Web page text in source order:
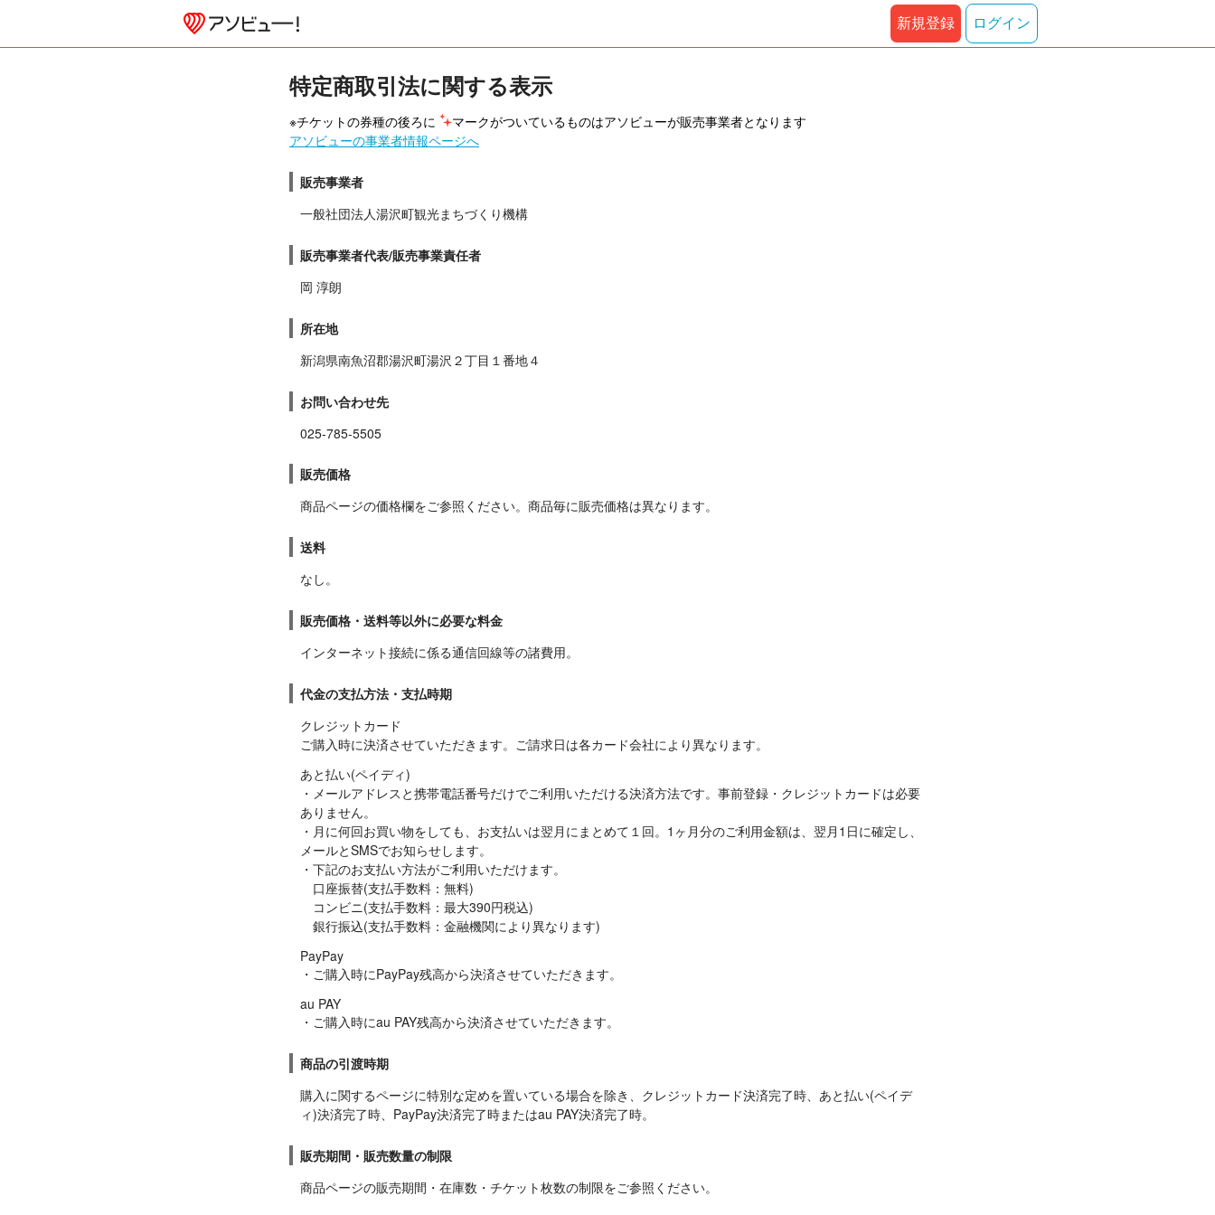
新規登録 ログイン
特定商取引法に関する表示
※チケットの券種の後ろに
マークがついているものはアソビューが販売事業者となります
アソビューの事業者情報ページへ
販売事業者
一般社団法人湯沢町観光まちづくり機構
販売事業者代表/販売事業責任者
岡 淳朗
所在地
新潟県南魚沼郡湯沢町湯沢２丁目１番地４
お問い合わせ先
025-785-5505
販売価格
商品ページの価格欄をご参照ください。商品毎に販売価格は異なります。
送料
なし。
販売価格・送料等以外に必要な料金
インターネット接続に係る通信回線等の諸費用。
代金の支払方法・支払時期
クレジットカード
ご購入時に決済させていただきます。ご請求日は各カード会社により異なります。
あと払い(ペイディ)
・メールアドレスと携帯電話番号だけでご利用いただける決済方法です。事前登録・クレジットカードは必要
ありません。
・月に何回お買い物をしても、お支払いは翌月にまとめて１回。1ヶ月分のご利用金額は、翌月1日に確定し、
メールとSMSでお知らせします。
・下記のお支払い方法がご利用いただけます。
口座振替(支払手数料：無料)
コンビニ(支払手数料：最大390円税込)
銀行振込(支払手数料：金融機関により異なります)
PayPay
・ご購入時にPayPay残高から決済させていただきます。
au PAY
・ご購入時にau PAY残高から決済させていただきます。
商品の引渡時期
購入に関するページに特別な定めを置いている場合を除き、クレジットカード決済完了時、あと払い(ペイデ
ィ)決済完了時、PayPay決済完了時またはau PAY決済完了時。
販売期間・販売数量の制限
商品ページの販売期間・在庫数・チケット枚数の制限をご参照ください。